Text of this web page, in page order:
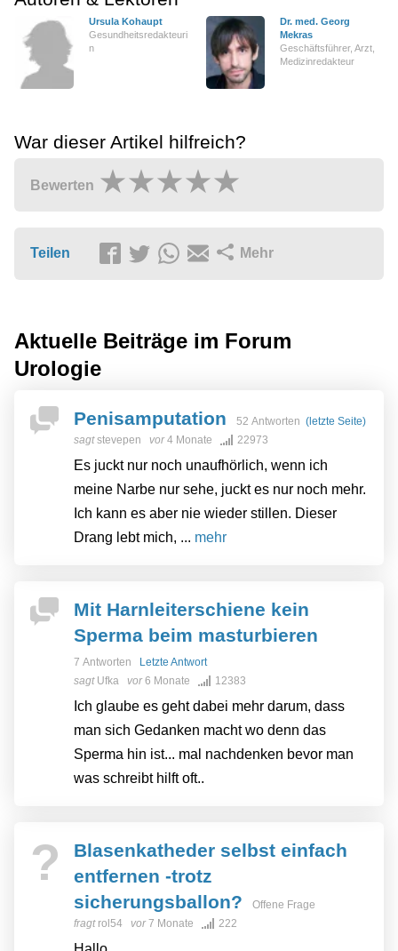
Ursula Kohaupt
Gesundheitsredakteuri
n
Dr. med. Georg
Mekras
Geschäftsführer, Arzt,
Medizinredakteur
War dieser Artikel hilfreich?
Bewerten
Teilen Mehr
Aktuelle Beiträge im Forum
Urologie
Penisamputation 52 Antworten (letzte Seite)
sagtstevepen vor4 Monate 22973
Es juckt nur noch unaufhörlich, wenn ich
meine Narbe nur sehe, juckt es nur noch mehr.
Ich kann es aber nie wieder stillen. Dieser
Drang lebt mich, ... mehr
Mit Harnleiterschiene kein
Sperma beim masturbieren
7 Antworten
Letzte Antwort
sagt Ufka vor6 Monate 12383
Ich glaube es geht dabei mehr darum, dass
man sich Gedanken macht wo denn das
Sperma hin ist... mal nachdenken bevor man
was schreibt hilft oft..
?
Blasenkatheder selbst einfach
entfernen -trotz
sicherungsballon?
Offene Frage
fragt rol54 vor7 Monate 222